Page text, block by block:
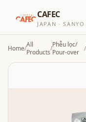
CAFEC
JAPAN ·
Home/All
Products/Phễu lọc/
Pour-over /